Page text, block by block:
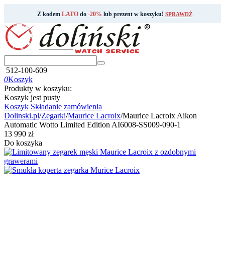
Z kodem LATOdo -20% lub prezent w koszyku! SPRAWDŹ
512-100-609
0Koszyk
Produkty w koszyku:
Koszyk jest pusty
Koszyk Składanie zamówienia
Dolinski.pl/Zegarki/Maurice Lacroix/Maurice Lacroix Aikon
Automatic Wotto Limited Edition AI6008-SS009-090-1
‍13 990‍ zł
Do koszyka